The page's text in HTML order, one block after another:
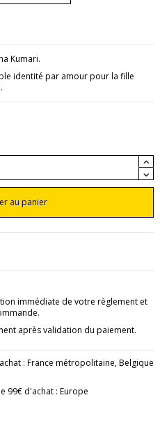
Kumari.
identité par amour pour la fille
au panier
immédiate de votre règlement et
après validation du paiement.
: France métropolitaine, Belgique
99€ d'achat : Europe